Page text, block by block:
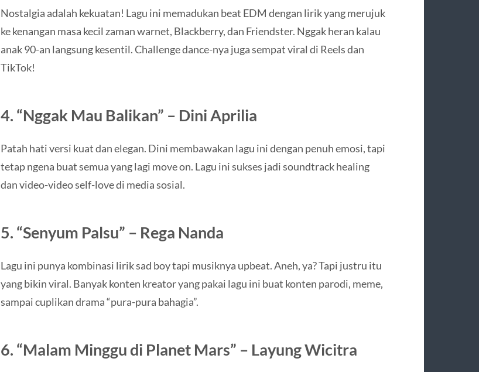
Nostalgia adalah kekuatan! Lagu ini memadukan beat EDM dengan lirik yang merujuk
ke kenangan masa kecil zaman warnet, Blackberry, dan Friendster. Nggak heran kalau
anak 90-an langsung kesentil. Challenge dance-nya juga sempat viral di Reels dan
TikTok!
4. “Nggak Mau Balikan” – Dini Aprilia
Patah hati versi kuat dan elegan. Dini membawakan lagu ini dengan penuh emosi, tapi
tetap ngena buat semua yang lagi move on. Lagu ini sukses jadi soundtrack healing
dan video-video self-love di media sosial.
5. “Senyum Palsu” – Rega Nanda
Lagu ini punya kombinasi lirik sad boy tapi musiknya upbeat. Aneh, ya? Tapi justru itu
yang bikin viral. Banyak konten kreator yang pakai lagu ini buat konten parodi, meme,
sampai cuplikan drama “pura-pura bahagia”.
6. “Malam Minggu di Planet Mars” – Layung Wicitra